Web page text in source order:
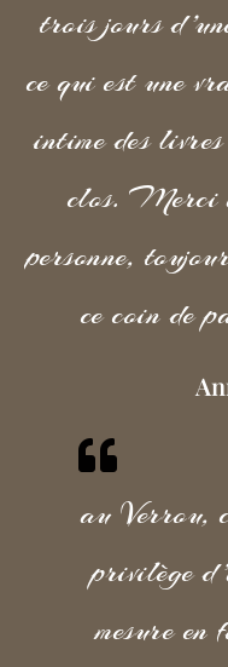
trois jours
ce qui est une
intime des
clos. Merci
personne,
ce coin de
au Verrou,
privilège
mesure en